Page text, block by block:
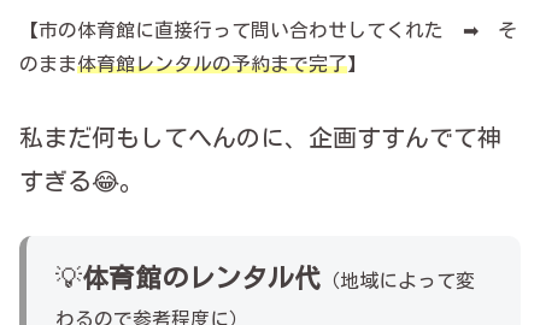
【市の体育館に直接行って問い合わせしてくれた ➡ そ
のまま体育館レンタルの予約まで完了】
私まだ何もしてへんのに、企画すすんでて神
すぎる😂。
💡体育館のレンタル代 （地域によって変
わるので参考程度に）